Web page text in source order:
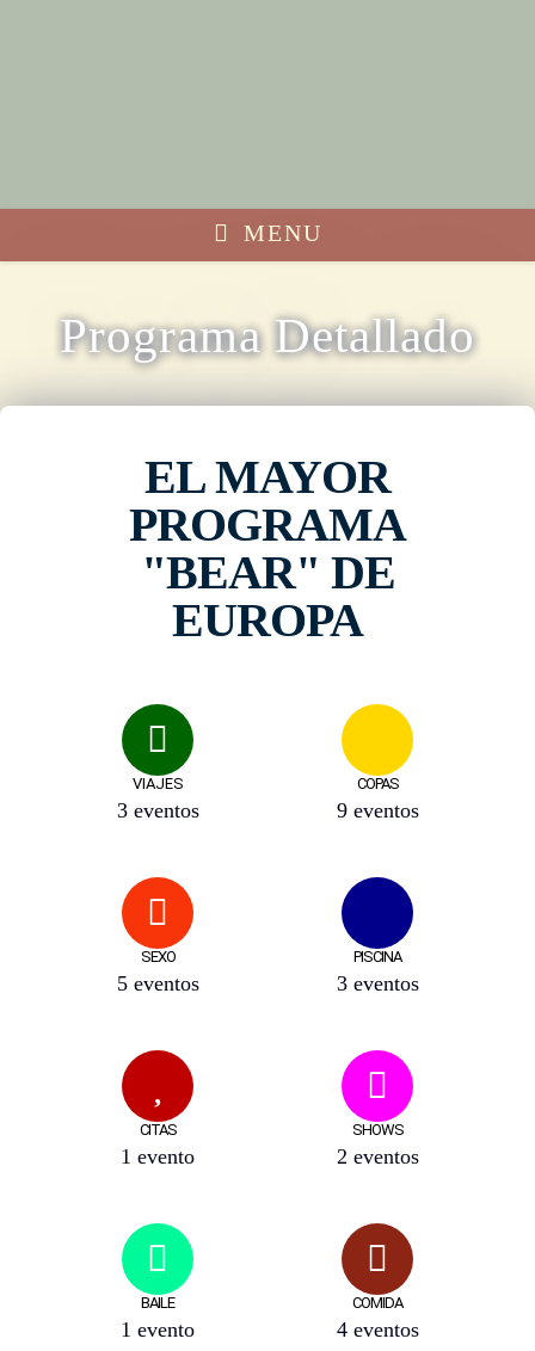
MENU
Programa Detallado
EL MAYOR
PROGRAMA
"BEAR" DE
EUROPA
VIAJES
3 eventos
COPAS
9 eventos
SEXO
5 eventos
PISCINA
3 eventos
CITAS
1 evento
SHOWS
2 eventos
BAILE
1 evento
COMIDA
4 eventos